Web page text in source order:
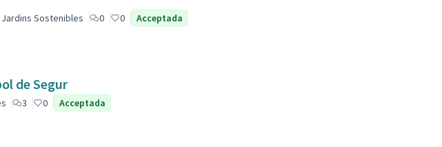
Jardins Sostenibles 0 0 Acceptada
de Segur
3 0 Acceptada